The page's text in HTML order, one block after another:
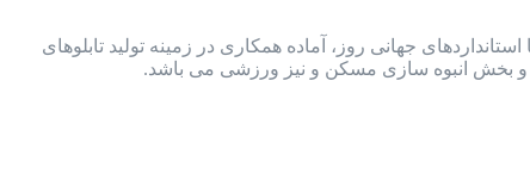
جهانی روز، آماده همکاری در زمینه تولید تابلوهای
و بخش انبوه سازی مسکن و نیز ورزشی می باشد.